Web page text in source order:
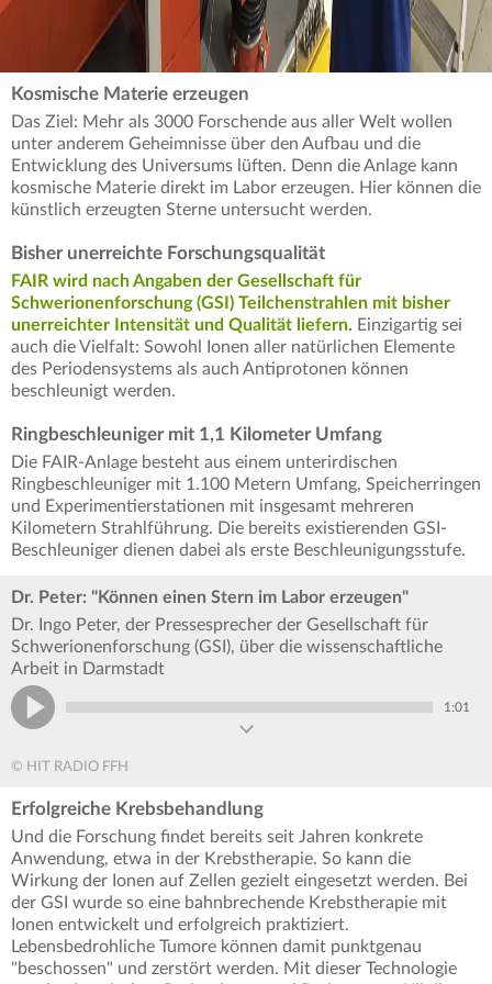
Kosmische Materie erzeugen
Das Ziel: Mehr als 3000 Forschende aus aller Welt wollen
unter anderem Geheimnisse über den Aufbau und die
Entwicklung des Universums lüften. Denn die Anlage kann
kosmische Materie direkt im Labor erzeugen. Hier können die
künstlich erzeugten Sterne untersucht werden.
Bisher unerreichte Forschungsqualität
FAIR wird nach Angaben der Gesellschaft für
Schwerionenforschung (GSI) Teilchenstrahlen mit bisher
unerreichter Intensität und Qualität liefern. Einzigartig sei
auch die Vielfalt: Sowohl Ionen aller natürlichen Elemente
des Periodensystems als auch Antiprotonen können
beschleunigt werden.
Ringbeschleuniger mit 1,1 Kilometer Umfang
Die FAIR-Anlage besteht aus einem unterirdischen
Ringbeschleuniger mit 1.100 Metern Umfang, Speicherringen
und Experimentierstationen mit insgesamt mehreren
Kilometern Strahlführung. Die bereits existierenden GSI-
Beschleuniger dienen dabei als erste Beschleunigungsstufe.
Dr. Peter: "Können einen Stern im Labor erzeugen"
Dr. Ingo Peter, der Pressesprecher der Gesellschaft für
Schwerionenforschung (GSI), über die wissenschaftliche
Arbeit in Darmstadt
1:01
© HIT RADIO FFH
Erfolgreiche Krebsbehandlung
Und die Forschung findet bereits seit Jahren konkrete
Anwendung, etwa in der Krebstherapie. So kann die
Wirkung der Ionen auf Zellen gezielt eingesetzt werden. Bei
der GSI wurde so eine bahnbrechende Krebstherapie mit
Ionen entwickelt und erfolgreich praktiziert.
Lebensbedrohliche Tumore können damit punktgenau
"beschossen" und zerstört werden. Mit dieser Technologie